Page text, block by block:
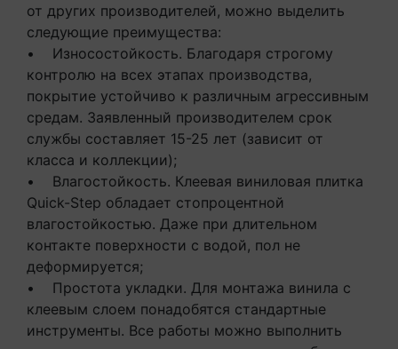
от других производителей, можно выделить
следующие преимущества:
• Износостойкость. Благодаря строгому
контролю на всех этапах производства,
покрытие устойчиво к различным агрессивным
средам. Заявленный производителем срок
службы составляет 15-25 лет (зависит от
класса и коллекции);
• Влагостойкость. Клеевая виниловая плитка
Quick-Step обладает стопроцентной
влагостойкостью. Даже при длительном
контакте поверхности с водой, пол не
деформируется;
• Простота укладки. Для монтажа винила с
клеевым слоем понадобятся стандартные
инструменты. Все работы можно выполнить